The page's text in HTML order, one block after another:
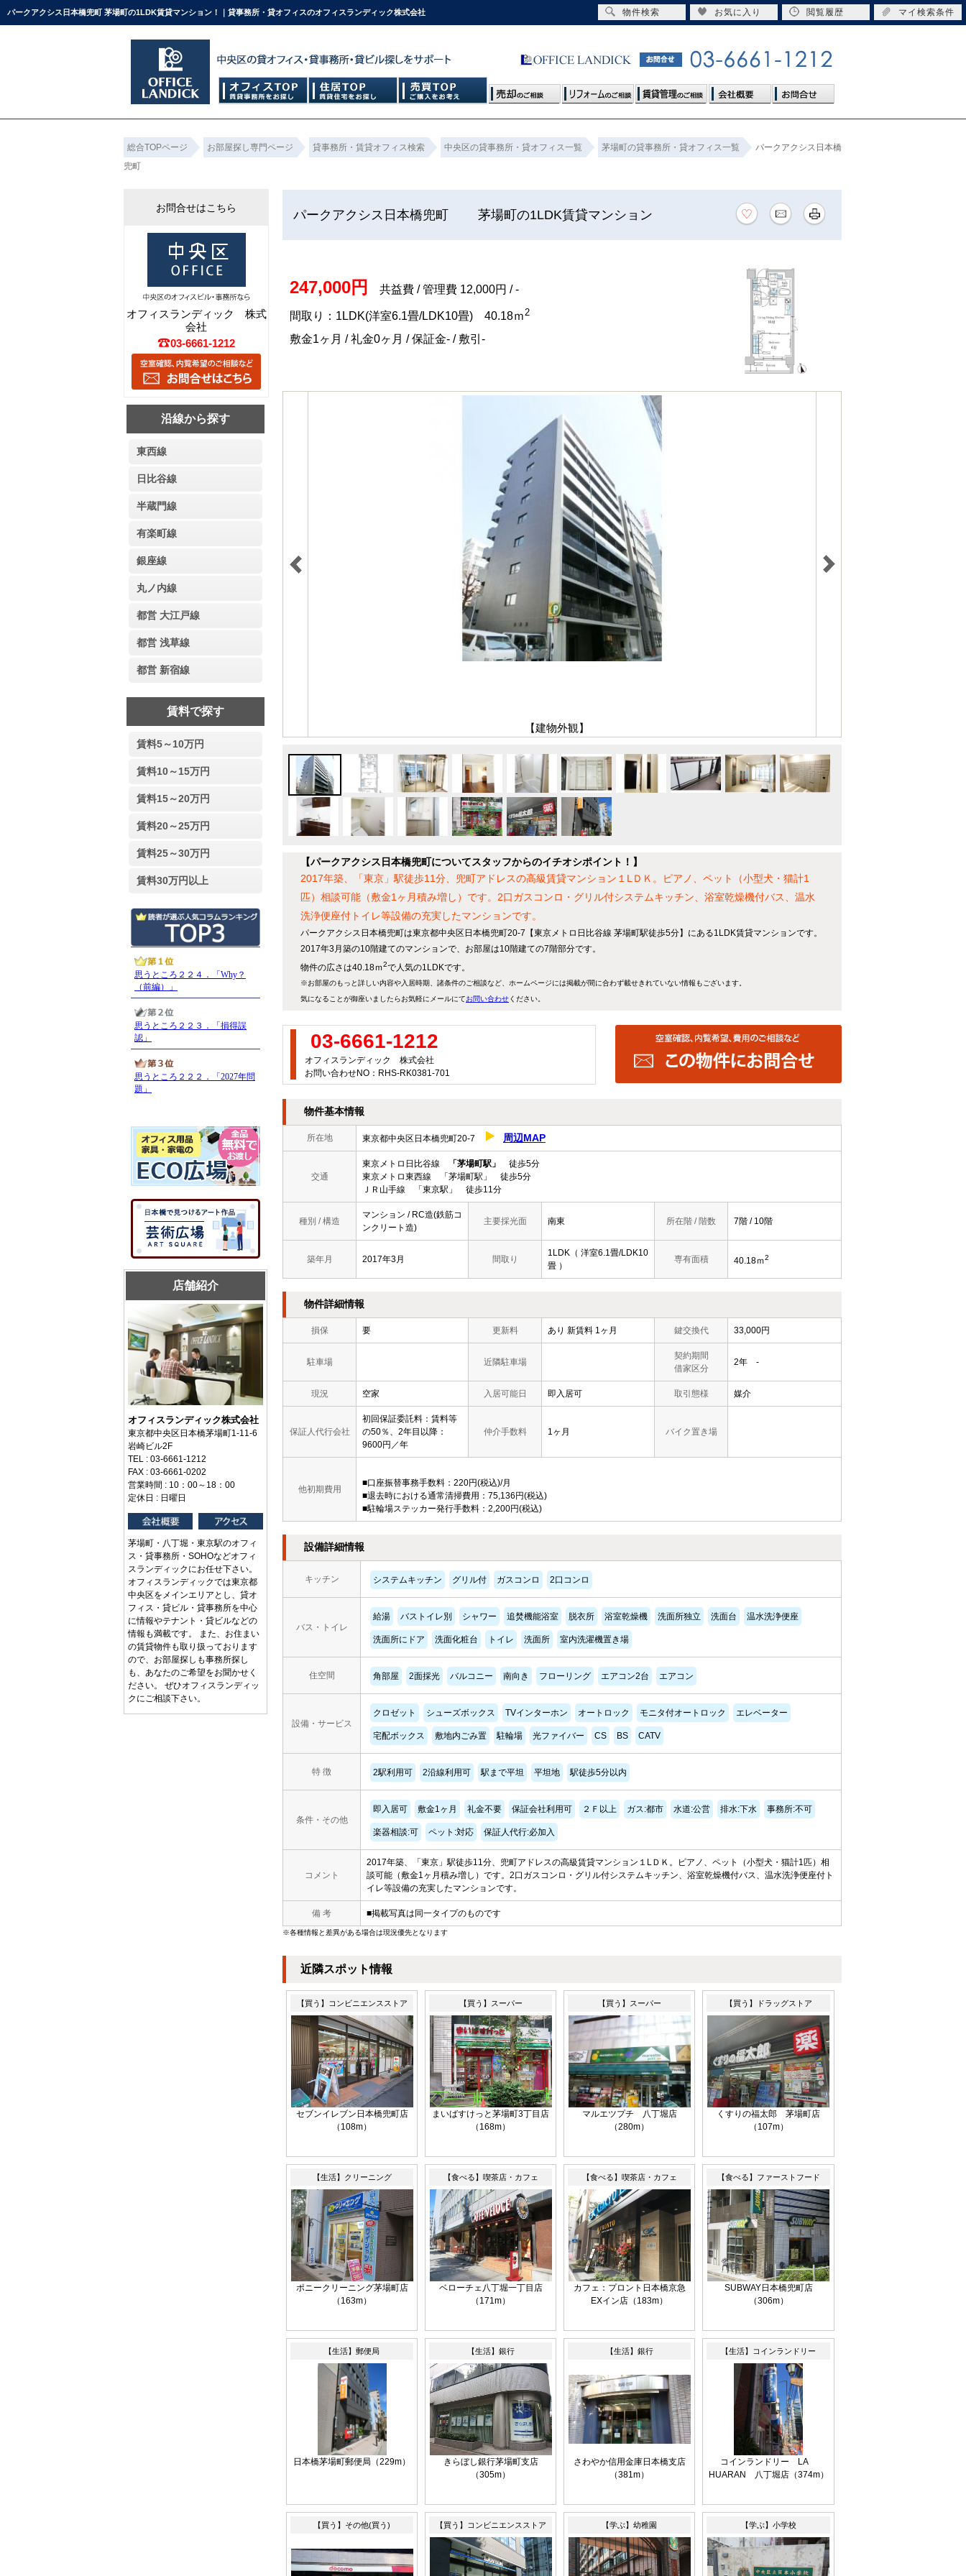
パークアクシス日本橋兜町 茅場町の1LDK賃貸マンション！｜貸事務所・貸オフィスのオフィスランディック株式会社
総合TOPページ お部屋探し専門ページ 貸事務所・賃貸オフィス検索 中央区の貸事務所・貸オフィス一覧 茅場町の貸事務所・貸オフィス一覧
パークアクシス日本橋
兜町
パークアクシス日本橋兜町 茅場町の1LDK賃貸マンション
247,000円 共益費 / 管理費 12,000円 / -
間取り：1LDK(洋室6.1畳/LDK10畳) 40.18ｍ2
敷金1ヶ月 / 礼金0ヶ月 / 保証金- / 敷引-
【建物外観】
【パークアクシス日本橋兜町についてスタッフからのイチオシポイント！】
2017年築、「東京」駅徒歩11分、兜町アドレスの高級賃貸マンション１LＤＫ。ピアノ、ペット（小型犬・猫計1
匹）相談可能（敷金1ヶ月積み増し）です。2口ガスコンロ・グリル付システムキッチン、浴室乾燥機付バス、温水
洗浄便座付トイレ等設備の充実したマンションです。
パークアクシス日本橋兜町は東京都中央区日本橋兜町20-7【東京メトロ日比谷線 茅場町駅徒歩5分】にある1LDK賃貸マンションです。
2017年3月築の10階建てのマンションで、お部屋は10階建ての7階部分です。
物件の広さは40.18ｍ2で人気の1LDKです。
※お部屋のもっと詳しい内容や入居時期、諸条件のご相談など、ホームページには掲載が間に合わず載せきれていない情報もございます。
気になることが御座いましたらお気軽にメールにてお問い合わせください。
03-6661-1212
オフィスランディック 株式会社
お問い合わせNO：RHS-RK0381-701
物件基本情報
所在地 東京都中央区日本橋兜町20-7 周辺MAP
交通
東京メトロ日比谷線 「茅場町駅」
徒歩5分
東京メトロ東西線 「茅場町駅」 徒歩5分
ＪＲ山手線 「東京駅」 徒歩11分
種別 / 構造
マンション / RC造(鉄筋コ
ンクリート造)
主要採光面 南東 所在階 / 階数 7階 / 10階
築年月 2017年3月 間取り
1LDK（ 洋室6.1畳/LDK10
畳 ）
専有面積 40.18ｍ2
物件詳細情報
損保 要 更新料 あり 新賃料 1ヶ月 鍵交換代 33,000円
駐車場 近隣駐車場
契約期間
借家区分
2年 -
現況 空家 入居可能日 即入居可 取引態様 媒介
保証人代行会社
初回保証委託料：賃料等
の50％、2年目以降：
9600円／年
仲介手数料 1ヶ月 バイク置き場
他初期費用
■口座振替事務手数料：220円(税込)/月
■退去時における通常清掃費用：75,136円(税込)
■駐輪場ステッカー発行手数料：2,200円(税込)
設備詳細情報
キッチン システムキッチン グリル付 ガスコンロ 2口コンロ
バス・トイレ
給湯 バストイレ別 シャワー 追焚機能浴室 脱衣所 浴室乾燥機 洗面所独立 洗面台 温水洗浄便座
洗面所にドア 洗面化粧台 トイレ 洗面所 室内洗濯機置き場
住空間 角部屋 2面採光 バルコニー 南向き フローリング エアコン2台 エアコン
設備・サービス
クロゼット シューズボックス TVインターホン オートロック モニタ付オートロック エレベーター
宅配ボックス 敷地内ごみ置 駐輪場 光ファイバー CS BS CATV
特 徴 2駅利用可 2沿線利用可 駅まで平坦 平坦地 駅徒歩5分以内
条件・その他
即入居可 敷金1ヶ月 礼金不要 保証会社利用可 ２Ｆ以上 ガス:都市 水道:公営 排水:下水 事務所:不可
楽器相談:可 ペット:対応 保証人代行:必加入
コメント
2017年築、「東京」駅徒歩11分、兜町アドレスの高級賃貸マンション１LＤＫ。ピアノ、ペット（小型犬・猫計1匹）相
談可能（敷金1ヶ月積み増し）です。2口ガスコンロ・グリル付システムキッチン、浴室乾燥機付バス、温水洗浄便座付ト
イレ等設備の充実したマンションです。
備 考 ■掲載写真は同一タイプのものです
※各種情報と差異がある場合は現況優先となります
近隣スポット情報
【買う】コンビニエンスストア
セブンイレブン日本橋兜町店
（108m）
【買う】スーパー
まいばすけっと茅場町3丁目店
（168m）
【買う】スーパー
マルエツプチ 八丁堀店
（280m）
【買う】ドラッグストア
くすりの福太郎 茅場町店
（107m）
【生活】クリーニング
ポニークリーニング茅場町店
（163m）
【食べる】喫茶店・カフェ
ベローチェ八丁堀一丁目店
（171m）
【食べる】喫茶店・カフェ
カフェ：プロント日本橋京急
EXイン店（183m）
【食べる】ファーストフード
SUBWAY日本橋兜町店
（306m）
【生活】郵便局
日本橋茅場町郵便局（229m）
【生活】銀行
きらぼし銀行茅場町支店
（305m）
【生活】銀行
さわやか信用金庫日本橋支店
（381m）
【生活】コインランドリー
コインランドリー LA
HUARAN 八丁堀店（374m）
【買う】その他(買う) 【買う】コンビニエンスストア 【学ぶ】幼稚園 【学ぶ】小学校
お問合せはこちら
オフィスランディック 株式
会社
03-6661-1212
沿線から探す
東西線
日比谷線
半蔵門線
有楽町線
銀座線
丸ノ内線
都営 大江戸線
都営 浅草線
都営 新宿線
賃料で探す
賃料5～10万円
賃料10～15万円
賃料15～20万円
賃料20～25万円
賃料25～30万円
賃料30万円以上
店舗紹介
オフィスランディック株式会社
東京都中央区日本橋茅場町1-11-6
岩崎ビル2F
TEL : 03-6661-1212
FAX : 03-6661-0202
営業時間 : 10：00～18：00
定休日 : 日曜日
茅場町・八丁堀・東京駅のオフィ
ス・貸事務所・SOHOなどオフィ
スランディックにお任せ下さい。
オフィスランディックでは東京都
中央区をメインエリアとし、貸オ
フィス・貸ビル・貸事務所を中心
に情報やテナント・貸ビルなどの
情報も満載です。 また、お住まい
の賃貸物件も取り扱っております
ので、お部屋探しも事務所探し
も、あなたのご希望をお聞かせく
ださい。 ぜひオフィスランディッ
クにご相談下さい。
物件検索 お気に入り 閲覧履歴 マイ検索条件